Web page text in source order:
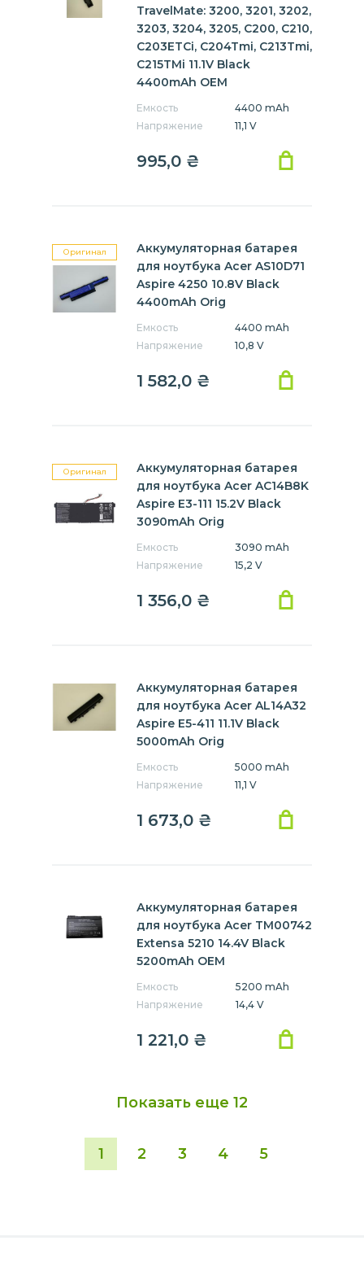
TravelMate: 3200, 3201, 3202,
3203, 3204, 3205, C200, C210,
C203ETCi, C204Tmi, C213Tmi,
C215TMi 11.1V Black
4400mAh OEM
Емкость
4400 mAh
Напряжение
11,1 V
995,0 ₴
Оригинал
Аккумуляторная батарея
для ноутбука Acer AS10D71
Aspire 4250 10.8V Black
4400mAh Orig
Емкость
4400 mAh
Напряжение
10,8 V
1 582,0 ₴
Оригинал
Аккумуляторная батарея
для ноутбука Acer AC14B8K
Aspire E3-111 15.2V Black
3090mAh Orig
Емкость
3090 mAh
Напряжение
15,2 V
1 356,0 ₴
Аккумуляторная батарея
для ноутбука Acer AL14A32
Aspire E5-411 11.1V Black
5000mAh Orig
Емкость
5000 mAh
Напряжение
11,1 V
1 673,0 ₴
Аккумуляторная батарея
для ноутбука Acer TM00742
Extensa 5210 14.4V Black
5200mAh OEM
Емкость
5200 mAh
Напряжение
14,4 V
1 221,0 ₴
Показать еще 12
1 2 3 4 5